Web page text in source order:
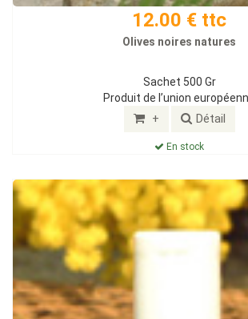
12.00 € ttc
Olives noires natures
Sachet 500 Gr
Produit de l’union
+ Détail
En stock